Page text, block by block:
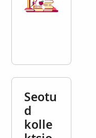
Seotu
d
kolle